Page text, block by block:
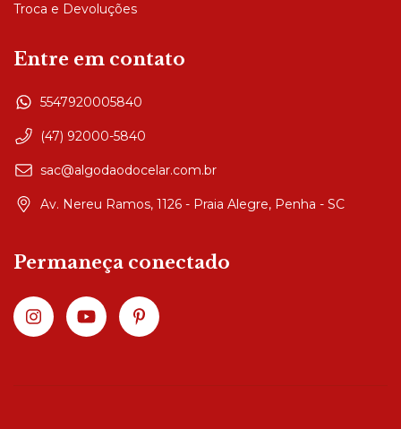
Troca e Devoluções
Entre em contato
5547920005840
(47) 92000-5840
sac@algodaodocelar.com.br
Av. Nereu Ramos, 1126 - Praia Alegre, Penha - SC
Permaneça conectado